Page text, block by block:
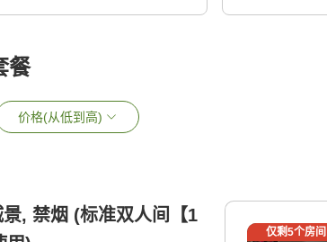
餐
价格(从低到高)
, 禁烟 (标准双人间【1
仅剩5个房间